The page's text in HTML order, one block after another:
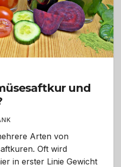
und
Arten von
Oft wird
in erster Linie Gewicht